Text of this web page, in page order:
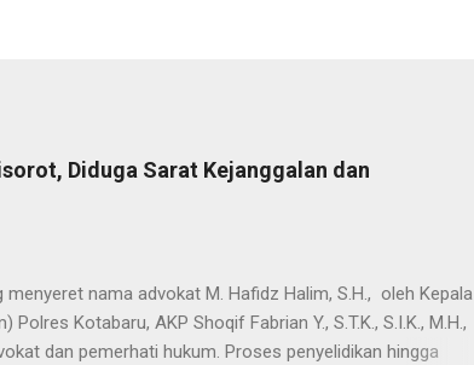
Diduga Sarat Kejanggalan dan
nama advokat M. Hafidz Halim, S.H., oleh Kepala
Kotabaru, AKP Shoqif Fabrian Y., S.T.K., S.I.K., M.H.,
dan pemerhati hukum. Proses penyelidikan hingga